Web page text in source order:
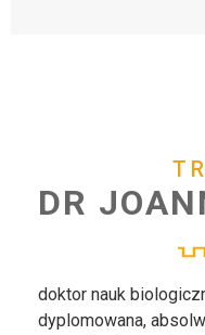
DR
doktor nauk
dyplomowana,